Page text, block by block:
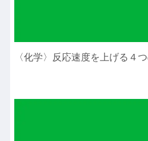
〈化学〉反応速度を上げる４